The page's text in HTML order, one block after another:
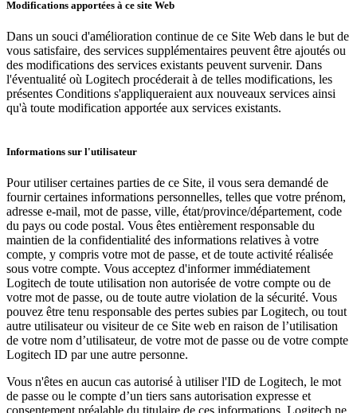
Modifications apportées à ce site Web
Dans un souci d'amélioration continue de ce Site Web dans le but de
vous satisfaire, des services supplémentaires peuvent être ajoutés ou
des modifications des services existants peuvent survenir. Dans
l'éventualité où Logitech procéderait à de telles modifications, les
présentes Conditions s'appliqueraient aux nouveaux services ainsi
qu'à toute modification apportée aux services existants.
Informations sur l'utilisateur
Pour utiliser certaines parties de ce Site, il vous sera demandé de
fournir certaines informations personnelles, telles que votre prénom,
adresse e-mail, mot de passe, ville, état/province/département, code
du pays ou code postal. Vous êtes entièrement responsable du
maintien de la confidentialité des informations relatives à votre
compte, y compris votre mot de passe, et de toute activité réalisée
sous votre compte. Vous acceptez d'informer immédiatement
Logitech de toute utilisation non autorisée de votre compte ou de
votre mot de passe, ou de toute autre violation de la sécurité. Vous
pouvez être tenu responsable des pertes subies par Logitech, ou tout
autre utilisateur ou visiteur de ce Site web en raison de l’utilisation
de votre nom d’utilisateur, de votre mot de passe ou de votre compte
Logitech ID par une autre personne.
Vous n'êtes en aucun cas autorisé à utiliser l'ID de Logitech, le mot
de passe ou le compte d’un tiers sans autorisation expresse et
consentement préalable du titulaire de ces informations. Logitech ne